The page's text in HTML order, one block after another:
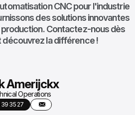
CNC pour l'industrie
des solutions innovantes
Contactez-nous dès
découvrez la différence !
Amerijckx
Operations
35 27